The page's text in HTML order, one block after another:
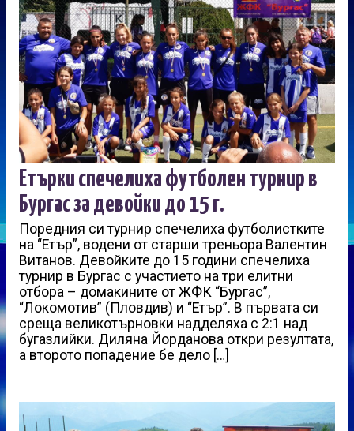
Етърки спечелиха футболен турнир в
Бургас за девойки до 15 г.
Поредния си турнир спечелиха футболистките
на “Етър”, водени от старши треньора Валентин
Витанов. Девойките до 15 години спечелиха
турнир в Бургас с участието на три елитни
отбора – домакините от ЖФК “Бургас”,
“Локомотив” (Пловдив) и “Етър”. В първата си
среща великотърновки надделяха с 2:1 над
бугазлийки. Диляна Йорданова откри резултата,
а второто попадение бе дело […]